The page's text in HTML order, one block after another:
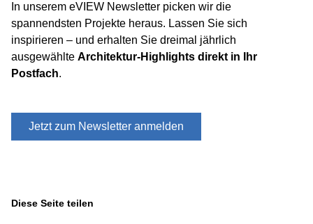
In unserem eVIEW Newsletter picken wir die
spannendsten Projekte heraus. Lassen Sie sich
inspirieren – und erhalten Sie dreimal jährlich
ausgewählte Architektur-Highlights direkt in Ihr
Postfach.
Jetzt zum Newsletter anmelden
Diese Seite teilen